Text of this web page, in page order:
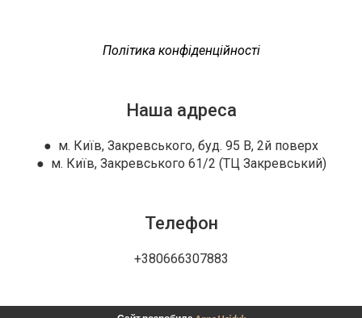
Політика конфіденційності
Наша адреса
● м. Київ, Закревського, буд. 95 В, 2й поверх
● м. Київ, Закревського 61/2 (ТЦ Закревський)
Телефон
+380666307883